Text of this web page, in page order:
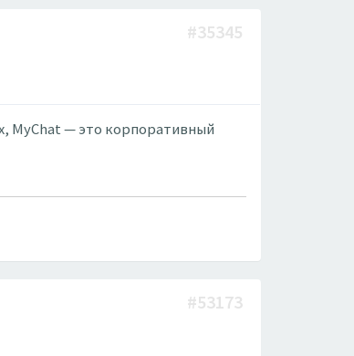
#35345
MyChat — это корпоративный
#53173